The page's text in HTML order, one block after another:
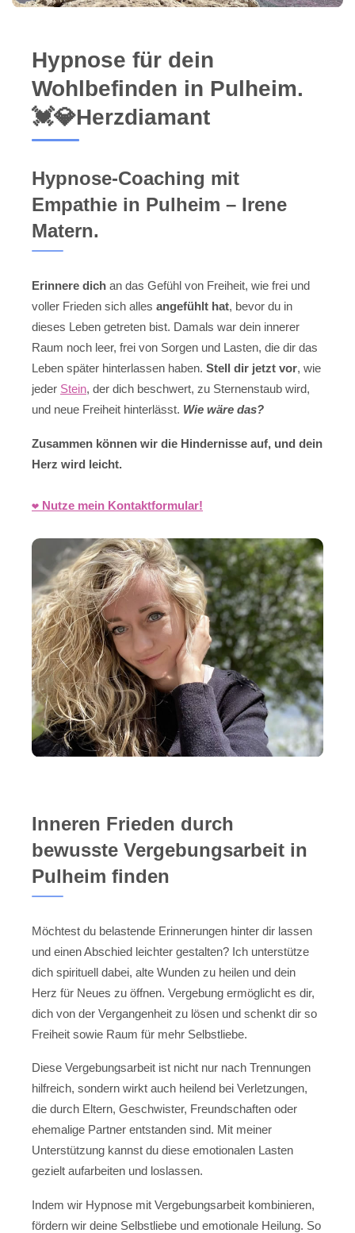
Hypnose für dein
Wohlbefinden in Pulheim.
💓️💎Herzdiamant
Hypnose-Coaching mit
Empathie in Pulheim – Irene
Matern.
Erinnere dich an das Gefühl von Freiheit, wie frei und
voller Frieden sich alles angefühlt hat, bevor du in
dieses Leben getreten bist. Damals war dein innerer
Raum noch leer, frei von Sorgen und Lasten, die dir das
Leben später hinterlassen haben. Stell dir jetzt vor, wie
jeder Stein, der dich beschwert, zu Sternenstaub wird,
und neue Freiheit hinterlässt. Wie wäre das?
Zusammen können wir die Hindernisse auf, und dein
Herz wird leicht.
❤️ Nutze mein Kontaktformular!
Inneren Frieden durch
bewusste Vergebungsarbeit in
Pulheim finden
Möchtest du belastende Erinnerungen hinter dir lassen
und einen Abschied leichter gestalten? Ich unterstütze
dich spirituell dabei, alte Wunden zu heilen und dein
Herz für Neues zu öffnen. Vergebung ermöglicht es dir,
dich von der Vergangenheit zu lösen und schenkt dir so
Freiheit sowie Raum für mehr Selbstliebe.
Diese Vergebungsarbeit ist nicht nur nach Trennungen
hilfreich, sondern wirkt auch heilend bei Verletzungen,
die durch Eltern, Geschwister, Freundschaften oder
ehemalige Partner entstanden sind. Mit meiner
Unterstützung kannst du diese emotionalen Lasten
gezielt aufarbeiten und loslassen.
Indem wir Hypnose mit Vergebungsarbeit kombinieren,
fördern wir deine Selbstliebe und emotionale Heilung. So